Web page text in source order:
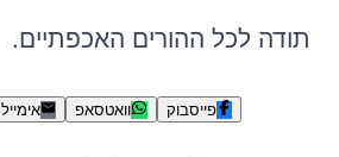
תודה לכל ההורים האכפתיים.
פייסבוק וואטסאפ אימייל